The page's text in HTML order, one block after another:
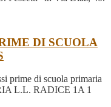
DI SCUOLA
prime di scuola primaria
L.L. RADICE 1A 1